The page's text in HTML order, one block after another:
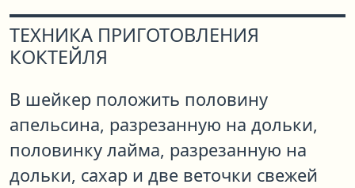
ТЕХНИКА ПРИГОТОВЛЕНИЯ
КОКТЕЙЛЯ
В шейкер положить половину
апельсина, разрезанную на дольки,
половинку лайма, разрезанную на
дольки, сахар и две веточки свежей